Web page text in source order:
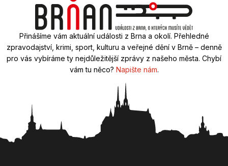
Přinášíme vám aktuální události z Brna a okolí. Přehledné
zpravodajství, krimi, sport, kulturu a veřejné dění v Brně – denně
pro vás vybíráme ty nejdůležitější zprávy z našeho města. Chybí
vám tu něco? Napište nám.